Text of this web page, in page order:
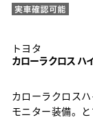
トヨタ
カローラクロス ハ
カローラクロス
モニター装備。